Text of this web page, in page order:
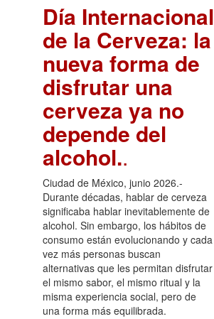
Día Internacional
de la Cerveza: la
nueva forma de
disfrutar una
cerveza ya no
depende del
alcohol..
Ciudad de México, junio 2026.-
Durante décadas, hablar de cerveza
significaba hablar inevitablemente de
alcohol. Sin embargo, los hábitos de
consumo están evolucionando y cada
vez más personas buscan
alternativas que les permitan disfrutar
el mismo sabor, el mismo ritual y la
misma experiencia social, pero de
una forma más equilibrada.